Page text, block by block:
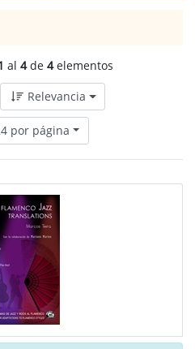
al 4de 4elementos
Relevancia
por página